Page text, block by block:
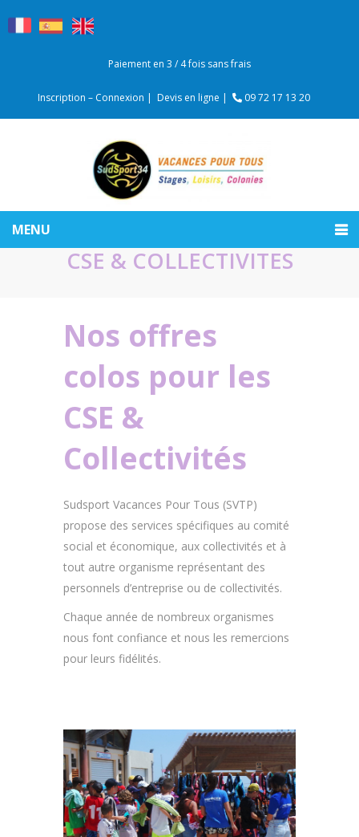
Paiement en 3 / 4 fois sans frais
Inscription – Connexion | Devis en ligne | 09 72 17 13 20
MENU
CSE & COLLECTIVITES
Nos offres
colos pour les
CSE &
Collectivités
Sudsport Vacances Pour Tous (SVTP)
propose des services spécifiques au comité
social et économique, aux collectivités et à
tout autre organisme représentant des
personnels d’entreprise ou de collectivités.
Chaque année de nombreux organismes
nous font confiance et nous les remercions
pour leurs fidélités.